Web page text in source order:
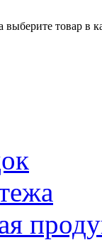
товар в